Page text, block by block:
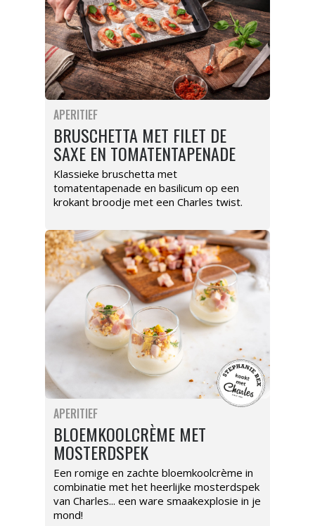
APERITIEF
BRUSCHETTA MET FILET DE
SAXE EN TOMATENTAPENADE
Klassieke bruschetta met
tomatentapenade en basilicum op een
krokant broodje met een Charles twist.
APERITIEF
BLOEMKOOLCRÈME MET
MOSTERDSPEK
Een romige en zachte bloemkoolcrème in
combinatie met het heerlijke mosterdspek
van Charles... een ware smaakexplosie in je
mond!